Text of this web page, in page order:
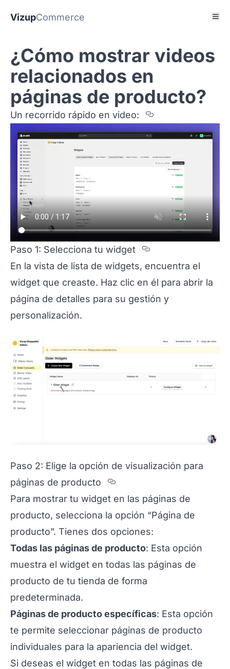
VizupCommerce
¿Cómo mostrar videos
relacionados en
páginas de producto?
Un recorrido rápido en video: Section titled
Paso 1: Selecciona tu widget
Section titled
En la vista de lista de widgets, encuentra el
widget que creaste. Haz clic en él para abrir la
página de detalles para su gestión y
personalización.
Paso 2: Elige la opción de visualización para
páginas de producto
Section titled
Para mostrar tu widget en las páginas de
producto, selecciona la opción “Página de
producto”. Tienes dos opciones:
Todas las páginas de producto: Esta opción
muestra el widget en todas las páginas de
producto de tu tienda de forma
predeterminada.
Páginas de producto específicas: Esta opción
te permite seleccionar páginas de producto
individuales para la apariencia del widget.
Si deseas el widget en todas las páginas de